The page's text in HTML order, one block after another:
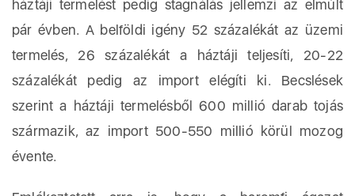
háztáji termelést pedig stagnálás jellemzi az elmúlt
pár évben. A belföldi igény 52 százalékát az üzemi
termelés, 26 százalékát a háztáji teljesíti, 20-22
százalékát pedig az import elégíti ki. Becslések
szerint a háztáji termelésből 600 millió darab tojás
származik, az import 500-550 millió körül mozog
évente.